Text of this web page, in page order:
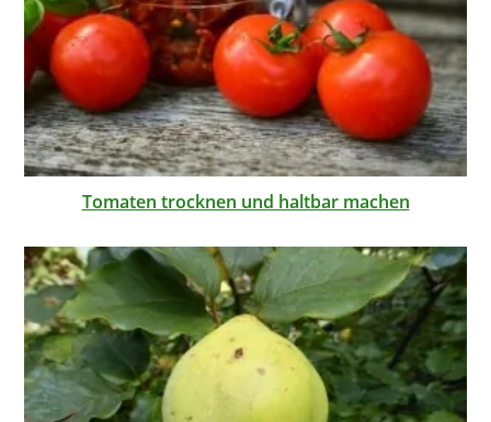
Tomaten trocknen und haltbar machen